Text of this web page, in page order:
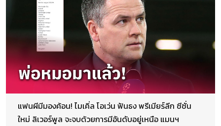
แฟนผีมีมองค้อน! ไมเคิ่ล โอเว่น ฟันธง พรีเมียร์ลีก ซีซั่น
ใหม่ ลิเวอร์พูล จะจบด้วยการมีอันดับอยู่เหนือ แมนฯ